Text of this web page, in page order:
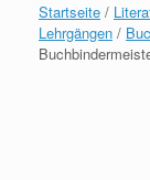
Startseite /
Lehrgängen /